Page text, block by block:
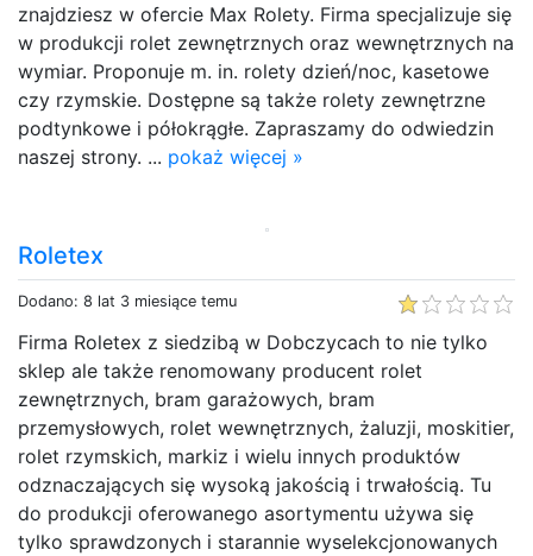
znajdziesz w ofercie Max Rolety. Firma specjalizuje się
w produkcji rolet zewnętrznych oraz wewnętrznych na
wymiar. Proponuje m. in. rolety dzień/noc, kasetowe
czy rzymskie. Dostępne są także rolety zewnętrzne
podtynkowe i półokrągłe. Zapraszamy do odwiedzin
naszej strony. ... pokaż więcej »
Roletex
Dodano: 8 lat 3 miesiące temu
Firma Roletex z siedzibą w Dobczycach to nie tylko
sklep ale także renomowany producent rolet
zewnętrznych, bram garażowych, bram
przemysłowych, rolet wewnętrznych, żaluzji, moskitier,
rolet rzymskich, markiz i wielu innych produktów
odznaczających się wysoką jakością i trwałością. Tu
do produkcji oferowanego asortymentu używa się
tylko sprawdzonych i starannie wyselekcjonowanych